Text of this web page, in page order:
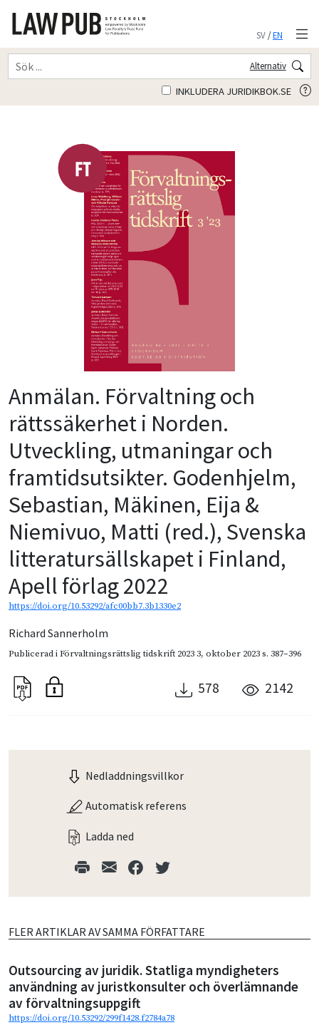
SV/EN
Alternativ
INKLUDERA JURIDIKBOK.SE
Anmälan. Förvaltning och
rättssäkerhet i Norden.
Utveckling, utmaningar och
framtidsutsikter. Godenhjelm,
Sebastian, Mäkinen, Eija &
Niemivuo, Matti (red.), Svenska
litteratursällskapet i Finland,
Apell förlag 2022
https://doi.org/10.53292/afc00bb7.3b1330e2
Richard Sannerholm
Publicerad iFörvaltningsrättslig tidskrift 2023 3, oktober 2023s. 387–396
578 2142
Nedladdningsvillkor
Automatisk referens
Ladda ned
FLER ARTIKLAR AV SAMMA FÖRFATTARE
Outsourcing av juridik. Statliga myndigheters
användning av juristkonsulter och överlämnande
av förvaltningsuppgift
https://doi.org/10.53292/299f1428.f2784a78